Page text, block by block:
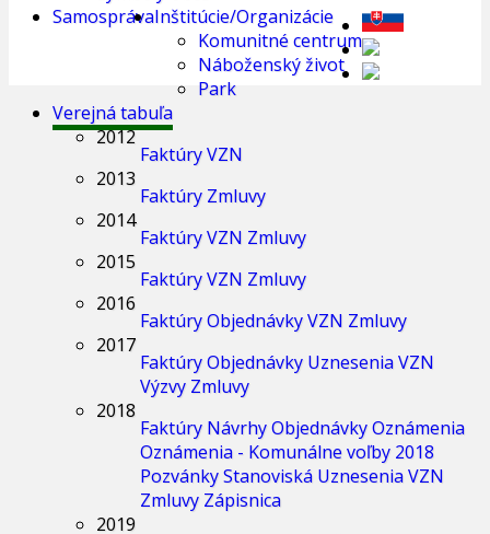
SamosprávaInštitúcie/Organizácie
Komunitné centrum
Náboženský život
Park
Verejná tabuľa
2012
FaktúryVZN
2013
Faktúry Zmluvy
2014
FaktúryVZN Zmluvy
2015
FaktúryVZN Zmluvy
2016
FaktúryObjednávkyVZN Zmluvy
2017
FaktúryObjednávky UzneseniaVZN
Výzvy Zmluvy
2018
Faktúry NávrhyObjednávkyOznámenia
Oznámenia - Komunálne voľby 2018
PozvánkyStanoviská UzneseniaVZN
Zmluvy Zápisnica
2019